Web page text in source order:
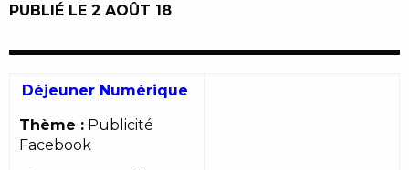
PUBLIÉ LE 2 AOÛT 18
Déjeuner Numérique
Thème : Publicité
Facebook